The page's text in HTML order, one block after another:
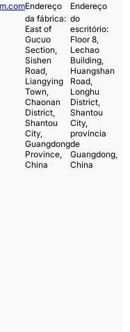
Endereço
da fábrica:
East of
Gucuo
Section,
Sishen
Road,
Liangying
Town,
Chaonan
District,
Shantou
City,
Guangdong
Province,
China
Endereço
do
escritório:
Floor 8,
Lechao
Building,
Huangshan
Road,
Longhu
District,
Shantou
City,
província
de
Guangdong,
China